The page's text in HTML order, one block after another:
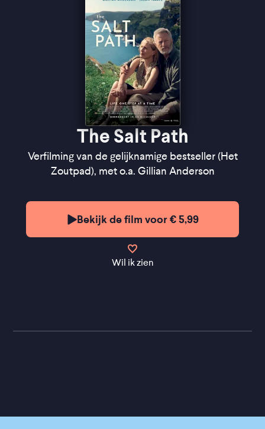
The Salt Path
Verfilming van de gelijknamige bestseller (Het
Zoutpad), met o.a. Gillian Anderson
Bekijk de film voor € 5,99
Wil ik zien